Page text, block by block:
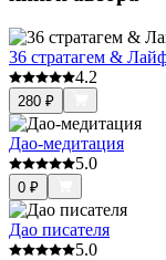
36 стратагем &
4.2
280 ₽
Дао-медитация
5.0
0 ₽
Дао писателя
5.0